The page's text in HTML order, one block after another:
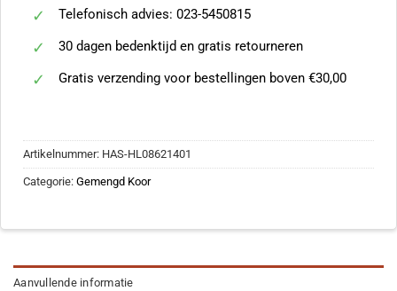
Telefonisch advies: 023-5450815
30 dagen bedenktijd en gratis retourneren
Gratis verzending voor bestellingen boven €30,00
Artikelnummer: HAS-HL08621401
Categorie: Gemengd Koor
Aanvullende informatie